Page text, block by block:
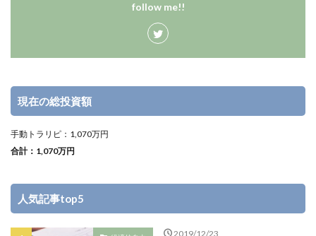
follow me!!
現在の総投資額
手動トラリピ：1,070万円
合計：1,070万円
人気記事top5
2019/12/23